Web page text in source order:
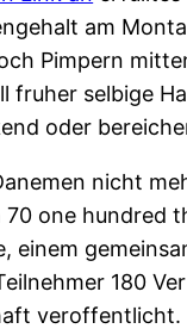
am
Pimpern
selbige
oder
nicht
one hundred
180